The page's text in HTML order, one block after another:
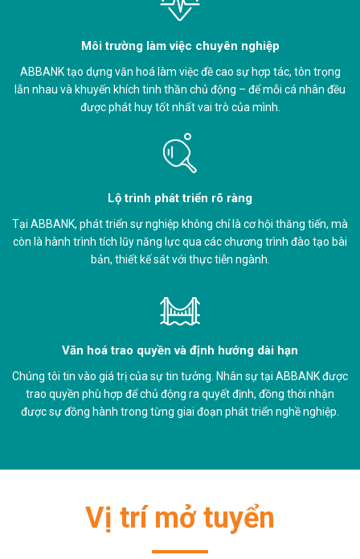
Môi trường làm việc chuyên nghiệp
ABBANK tạo dựng văn hoá làm việc đề cao sự hợp tác, tôn trọng
lẫn nhau và khuyến khích tinh thần chủ động – để mỗi cá nhân đều
được phát huy tốt nhất vai trò của mình.
Lộ trình phát triển rõ ràng
Tại ABBANK, phát triển sự nghiệp không chỉ là cơ hội thăng tiến, mà
còn là hành trình tích lũy năng lực qua các chương trình đào tạo bài
bản, thiết kế sát với thực tiễn ngành.
Văn hoá trao quyền và định hướng dài hạn
Chúng tôi tin vào giá trị của sự tin tưởng. Nhân sự tại ABBANK được
trao quyền phù hợp để chủ động ra quyết định, đồng thời nhận
được sự đồng hành trong từng giai đoạn phát triển nghề nghiệp.
Vị trí mở tuyển